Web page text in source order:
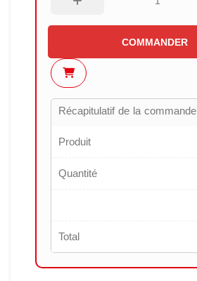
COMMANDER
Récapitulatif de la commande
Produit
Quantité
Total